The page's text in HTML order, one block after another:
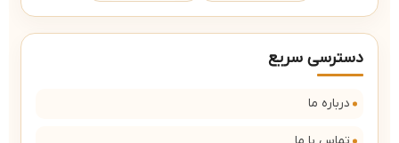
دسترسی سریع
درباره ما